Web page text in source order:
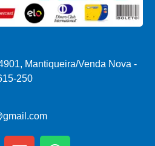
Mantiqueira/Venda Nova -
250